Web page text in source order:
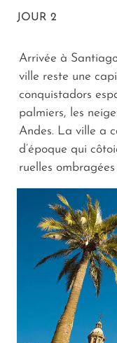
JOUR 2
Arrivée à
ville reste une
conquistadors
palmiers, les
Andes. La ville a
d’époque qui
ruelles